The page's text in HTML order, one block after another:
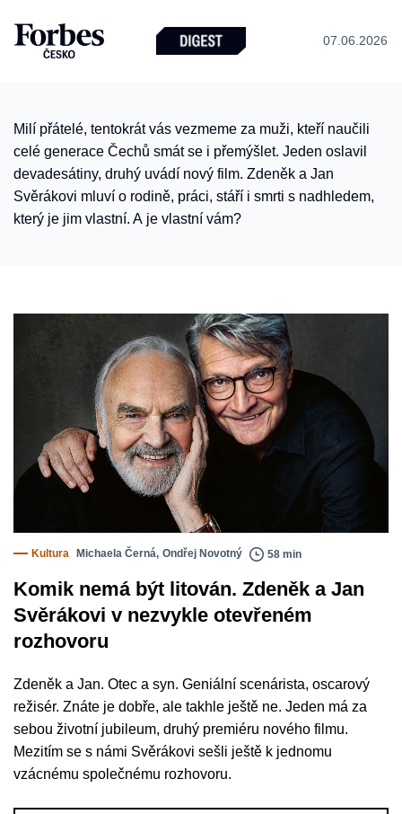
07.06.2026
Milí přátelé, tentokrát vás vezmeme za muži, kteří naučili
celé generace Čechů smát se i přemýšlet. Jeden oslavil
devadesátiny, druhý uvádí nový film. Zdeněk a Jan
Svěrákovi mluví o rodině, práci, stáří i smrti s nadhledem,
který je jim vlastní. A je vlastní vám?
Kultura Michaela Černá, Ondřej Novotný 58 min
Komik nemá být litován. Zdeněk a Jan
Svěrákovi v nezvykle otevřeném
rozhovoru
Zdeněk a Jan. Otec a syn. Geniální scenárista, oscarový
režisér. Znáte je dobře, ale takhle ještě ne. Jeden má za
sebou životní jubileum, druhý premiéru nového filmu.
Mezitím se s námi Svěrákovi sešli ještě k jednomu
vzácnému společnému rozhovoru.